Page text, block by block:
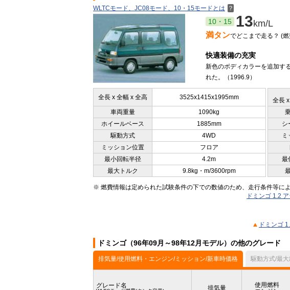
WLTCモード、JC08モード、10・15モードとは ？
10・15 13km/L
満タンでどこまで走る？ (
快適装備の充実
新色のボディカラーを追加す
れた。（1996.9）
全長 x 全幅 x 全高 3525x1415x1995mm
全長
車両重量 1090kg
ホイールベース
1885mm シ
駆動方式
4WD
ミッション位置
フロア
最小回転半径
4.2m 最
最大トルク
9.8kg・m/3600rpm
※ 燃費情報は定められた試験条件の下での数値のため、走行条件等に
ドミンゴ 1.2
ドミンゴ
ドミンゴ（96年09月～98年12月モデル）の他のグレード
排気量/使用燃料・エンジン/ミッション/新車時価格 駆動方式/最
グレード名 排気量
使用燃料